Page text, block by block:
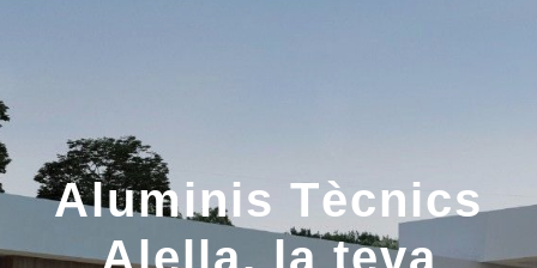
Aluminis Tècnics
Alella, la teva